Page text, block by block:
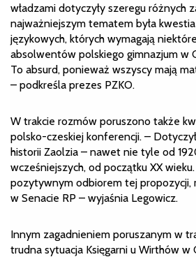
władzami dotyczyły szeregu różnych
najważniejszym tematem była
językowych, których wymagają
absolwentów polskiego gimnazjum w
To absurd, ponieważ wszyscy mają
– podkreśla prezes PZKO.
W trakcie rozmów poruszono także
polsko-czeskiej konferencji. –
historii Zaolzia – nawet nie tyle od
wcześniejszych, od początku XX
pozytywnym odbiorem tej propozycji,
w Senacie RP – wyjaśnia Legowicz.
Innym zagadnieniem poruszanym w
trudna sytuacja Księgarni u Wirthów w